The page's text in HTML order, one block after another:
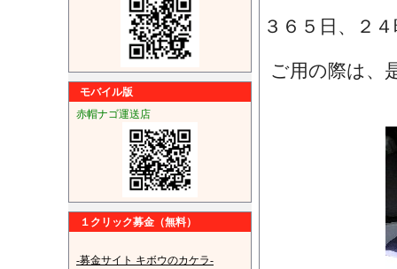
モバイル版
赤帽ナゴ運送店
１クリック募金（無料）
-募金サイト キボウのカケラ-
３６５日、２
ご用の際は、